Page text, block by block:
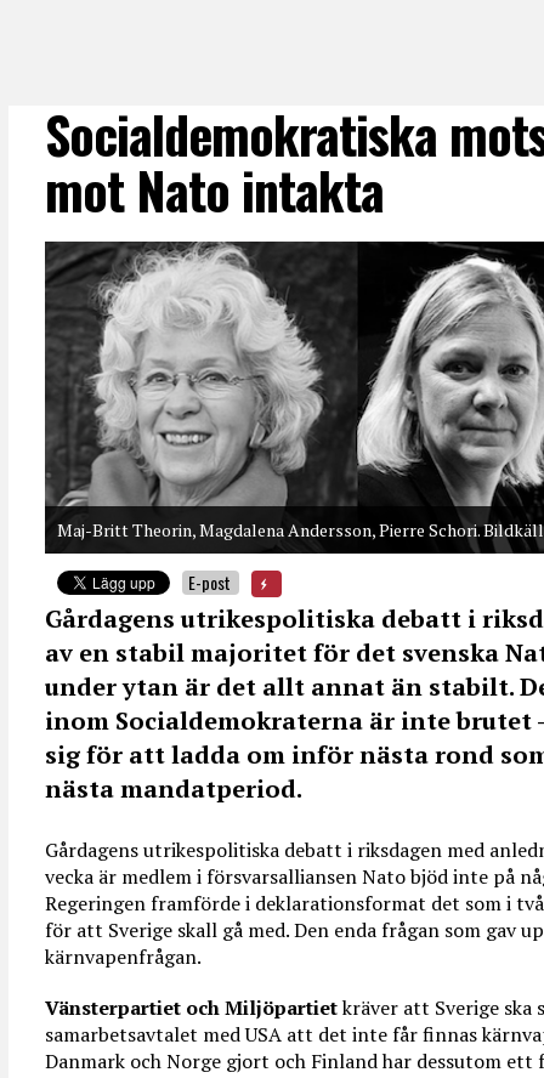
Socialdemokratiska
mot Nato intakta
Maj-Britt Theorin, Magdalena Andersson, Pierre Schori.
E-post
Gårdagens utrikespolitiska debatt i
av en stabil majoritet för det svenska
under ytan är det allt annat än stabilt.
inom Socialdemokraterna är inte brutet
sig för att ladda om inför nästa rond
nästa mandatperiod.
Gårdagens utrikespolitiska debatt i riksdagen med
vecka är medlem i försvarsalliansen Nato bjöd inte på
Regeringen framförde i deklarationsformat det som i
för att Sverige skall gå med. Den enda frågan som gav
kärnvapenfrågan.
Vänsterpartiet och Miljöpartietkräver att Sverige ska
samarbetsavtalet med USA att det inte får finnas
Danmark och Norge gjort och Finland har dessutom ett